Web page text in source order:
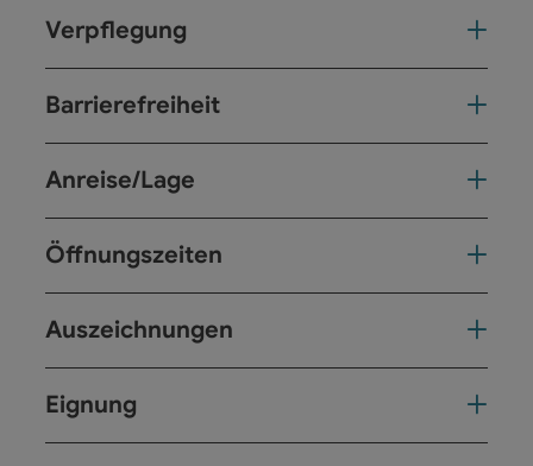
Verpflegung
Barrierefreiheit
Anreise/Lage
Öffnungszeiten
Auszeichnungen
Eignung